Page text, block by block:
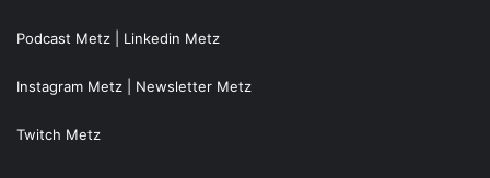
Podcast Metz Linkedin Metz
Instagram Metz Newsletter Metz
Twitch Metz